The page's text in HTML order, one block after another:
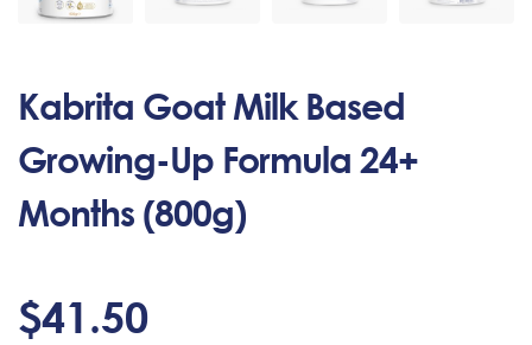
Kabrita Goat Milk Based
Growing-Up Formula 24+
Months (800g)
$41.50